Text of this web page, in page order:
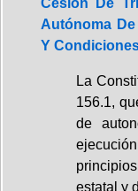
Autónoma
Y
La
156.1,
de
estatal y